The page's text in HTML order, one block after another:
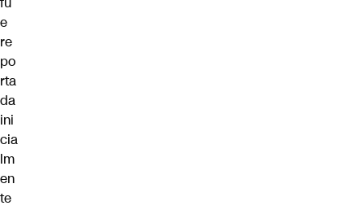
e
re
po
rta
da
ini
cia
lm
en
te